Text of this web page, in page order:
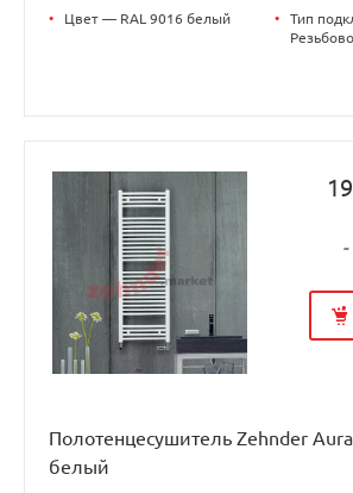
• Цвет — RAL 9016 белый •
Тип
-
Полотенцесушитель Zehnder
белый